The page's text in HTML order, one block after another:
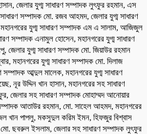
জেলার যুগ্ম সাধারণ সম্পাদক লুৎফুর রহমান, এস
সম্পাদক মো. রজব আহমদ, জেলার যুগ্ম সাধারণ
যুগ্ম সাধারণ সম্পাদক এম এ সালাম, আজিজুল
সম্পাদক এনামুল হোসেন, মহানগরের যুগ্ম সাধারণ
জেলার যুগ্ম সাধারণ সম্পাদক মো. জিয়াউর রহমান
মহানগরের যুগ্ম সাধারণ সম্পাদক মো. দিলাজ
আব্দুল মালেক, মহানগরের যুগ্ম সাধারণ
নূর উদ্দিন খান হাসান, মহানগরের সহ সাধারণ
জেলার সহ সাধারণ সম্পাদক মোহাম্মদ আনোয়ার
আতাউর রহমান, মো. সাহেল আহমদ, মহানগরের
খান পাপলু, মকসুদুল করিম ইমন, হিফজুর বিশ্বাস
মো. ছবরুল ইসলাম, জেলার সহ সাধারণ সম্পাদক লুৎফুর